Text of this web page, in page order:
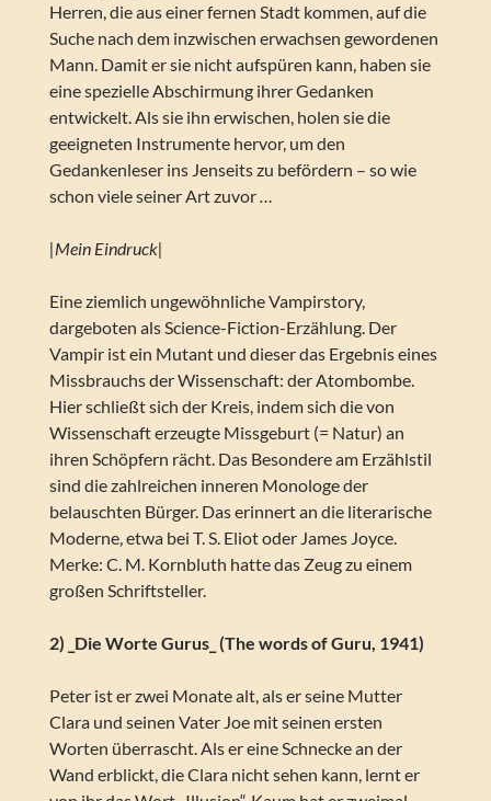
Herren, die aus einer fernen Stadt kommen, auf die
Suche nach dem inzwischen erwachsen gewordenen
Mann. Damit er sie nicht aufspüren kann, haben sie
eine spezielle Abschirmung ihrer Gedanken
entwickelt. Als sie ihn erwischen, holen sie die
geeigneten Instrumente hervor, um den
Gedankenleser ins Jenseits zu befördern – so wie
schon viele seiner Art zuvor…
|Mein Eindruck|
Eine ziemlich ungewöhnliche Vampirstory,
dargeboten als Science-Fiction-Erzählung. Der
Vampir ist ein Mutant und dieser das Ergebnis eines
Missbrauchs der Wissenschaft: der Atombombe.
Hier schließt sich der Kreis, indem sich die von
Wissenschaft erzeugte Missgeburt (= Natur) an
ihren Schöpfern rächt. Das Besondere am Erzählstil
sind die zahlreichen inneren Monologe der
belauschten Bürger. Das erinnert an die literarische
Moderne, etwa bei T. S. Eliot oder James Joyce.
Merke: C. M. Kornbluth hatte das Zeug zu einem
großen Schriftsteller.
2) _Die Worte Gurus_ (The words of Guru, 1941)
Peter ist er zwei Monate alt, als er seine Mutter
Clara und seinen Vater Joe mit seinen ersten
Worten überrascht. Als er eine Schnecke an der
Wand erblickt, die Clara nicht sehen kann, lernt er